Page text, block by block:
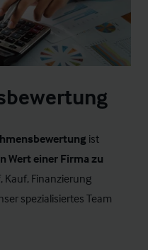
ist
Wert einer Firma zu
Kauf, Finanzierung
spezialisiertes Team